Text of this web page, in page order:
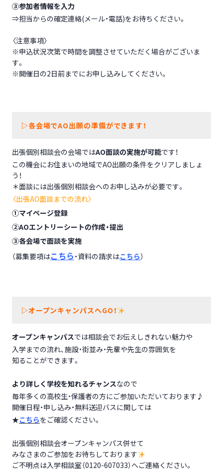
③参加者情報を入力
⇒担当からの確定連絡(メール・電話)をお待ちください。
〈注意事項〉
※申込状況次第で時間を調整させていただく場合がございま
す。
※開催日の2日前までにお申し込みしてください。
▷各会場でAO出願の準備ができます！
出張個別相談会の会場ではAO面談の実施が可能です！
この機会にお住まいの地域でAO出願の条件をクリアしましょ
う！
＊面談には出張個別相談会へのお申し込みが必要です。
〈出張AO面談までの流れ〉
①マイページ登録
②AOエントリーシートの作成・提出
③各会場で面談を実施
（募集要項はこちら ・資料の請求はこちら）
▷オープンキャンパスへGO！
オープンキャンパスでは相談会でお伝えしきれない魅力や
入学までの流れ、施設・街並み・先輩や先生の雰囲気を
知ることができます。
より詳しく学校を知れるチャンスなので
毎年多くの高校生・保護者の方にご参加いただいております♪
開催日程・申し込み・無料送迎バスに関しては
★こちらをご確認ください。
出張個別相談会オープンキャンパス併せて
みなさまのご参加をお待ちしております
ご不明点は入学相談室（0120-607033）へご連絡ください。